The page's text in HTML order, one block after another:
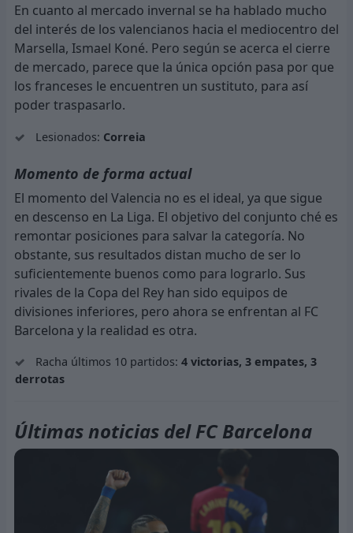
En cuanto al mercado invernal se ha hablado mucho
del interés de los valencianos hacia el mediocentro del
Marsella, Ismael Koné. Pero según se acerca el cierre
de mercado, parece que la única opción pasa por que
los franceses le encuentren un sustituto, para así
poder traspasarlo.
Lesionados: Correia
Momento de forma actual
El momento del Valencia no es el ideal, ya que sigue
en descenso en La Liga. El objetivo del conjunto ché es
remontar posiciones para salvar la categoría. No
obstante, sus resultados distan mucho de ser lo
suficientemente buenos como para lograrlo. Sus
rivales de la Copa del Rey han sido equipos de
divisiones inferiores, pero ahora se enfrentan al FC
Barcelona y la realidad es otra.
Racha últimos 10 partidos:4 victorias, 3 empates, 3
derrotas
Últimas noticias del FC Barcelona